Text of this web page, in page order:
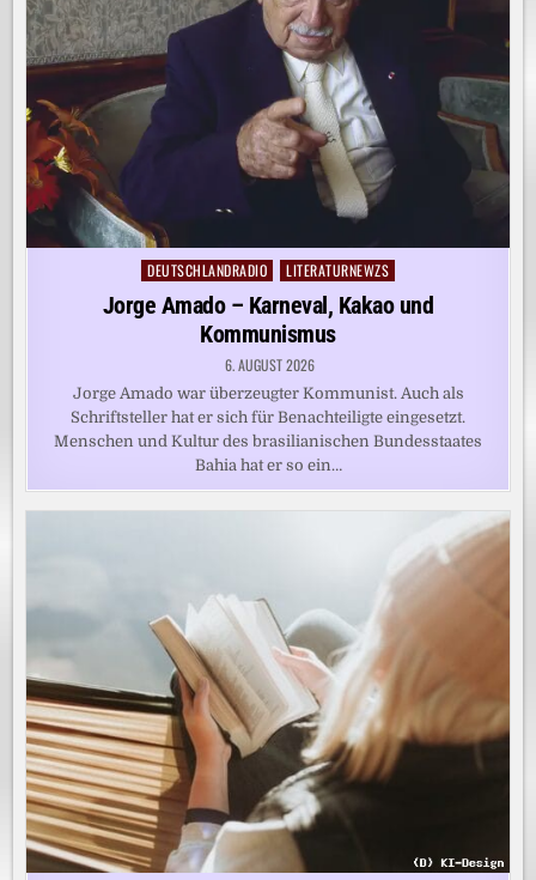
Posted
DEUTSCHLANDRADIO LITERATURNEWZS
Jorge Amado – Karneval, Kakao und
Kommunismus
6. AUGUST 2026
Jorge Amado war überzeugter Kommunist. Auch als
Schriftsteller hat er sich für Benachteiligte eingesetzt.
Menschen und Kultur des brasilianischen Bundesstaates
Bahia hat er so ein…